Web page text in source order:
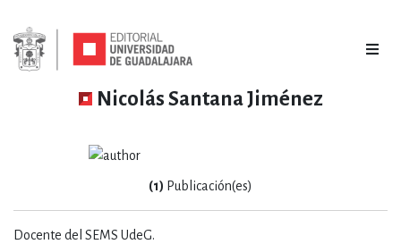
Nicolás Santana Jiménez
Docente del SEMS UdeG.
(1) Publicación(es)